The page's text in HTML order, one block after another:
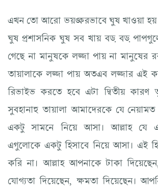
এখন তো আরো ভয়ঙ্করভাবে ঘুষ খাওয়া হয় না
ঘুষ প্রশাসনিক ঘুষ সব খায় বড় বড়
গেছে না মানুষকে লজ্জা পায় না মানুষের
তায়ালাকে লজ্জা পায় অতএব লজ্জার এই
রিভাইভ করতে হবে এটা দ্বিতীয় কারণ
সুবহানাহু তায়ালা আমাদেরকে যে
একটু সামনে নিয়ে আসা। আল্লাহ যে
এগুলোকে একটু হিসাবে নিয়ে আসা। এই
করি না। আল্লাহ আপনাকে টাকা
যোগ্যতা দিয়েছেন, ক্ষমতা দিয়েছেন।